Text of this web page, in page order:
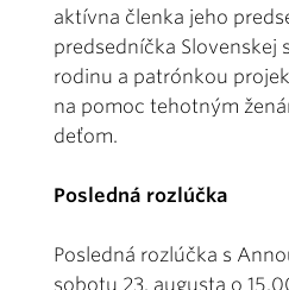
aktívna členka jeho
predsedníčka Slovenskej
rodinu a patrónkou
na pomoc tehotným
deťom.
Posledná rozlúčka
Posledná rozlúčka s
sobotu 23. augusta o